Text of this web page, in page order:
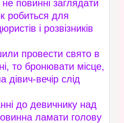
повинні заглядати
робиться для
і розвізників
провести свято в
то бронювати місце,
дівич-вечір слід
до девичнику над
ламати голову